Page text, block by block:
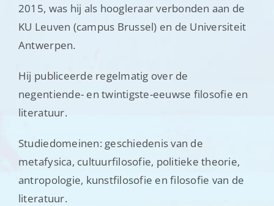
2015, was hij als hoogleraar verbonden aan de
KU Leuven (campus Brussel) en de Universiteit
Antwerpen.
Hij publiceerde regelmatig over de
negentiende- en twintigste-eeuwse filosofie en
literatuur.
Studiedomeinen: geschiedenis van de
metafysica, cultuurfilosofie, politieke theorie,
antropologie, kunstfilosofie en filosofie van de
literatuur.